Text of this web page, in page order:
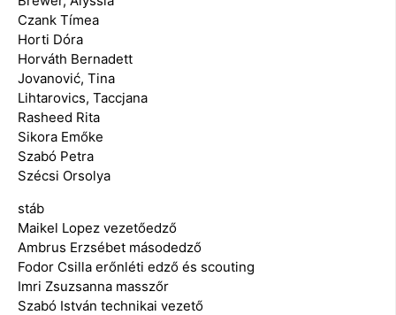
Czank Tímea
Horti Dóra
Horváth Bernadett
Jovanović, Tina
Lihtarovics, Taccjana
Rasheed Rita
Sikora Emőke
Szabó Petra
Szécsi Orsolya
stáb
Maikel Lopez vezetőedző
Ambrus Erzsébet másodedző
Fodor Csilla erőnléti edző és scouting
Imri Zsuzsanna masszőr
Szabó István technikai vezető